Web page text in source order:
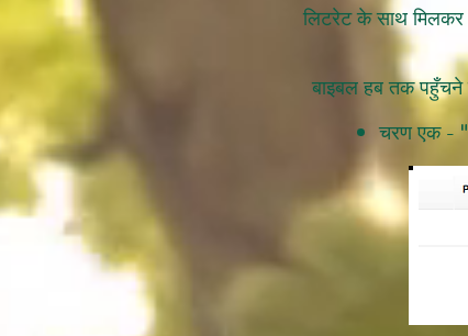
लिटरेट के साथ मिलकर
बाइबल हब तक
चरण एक -